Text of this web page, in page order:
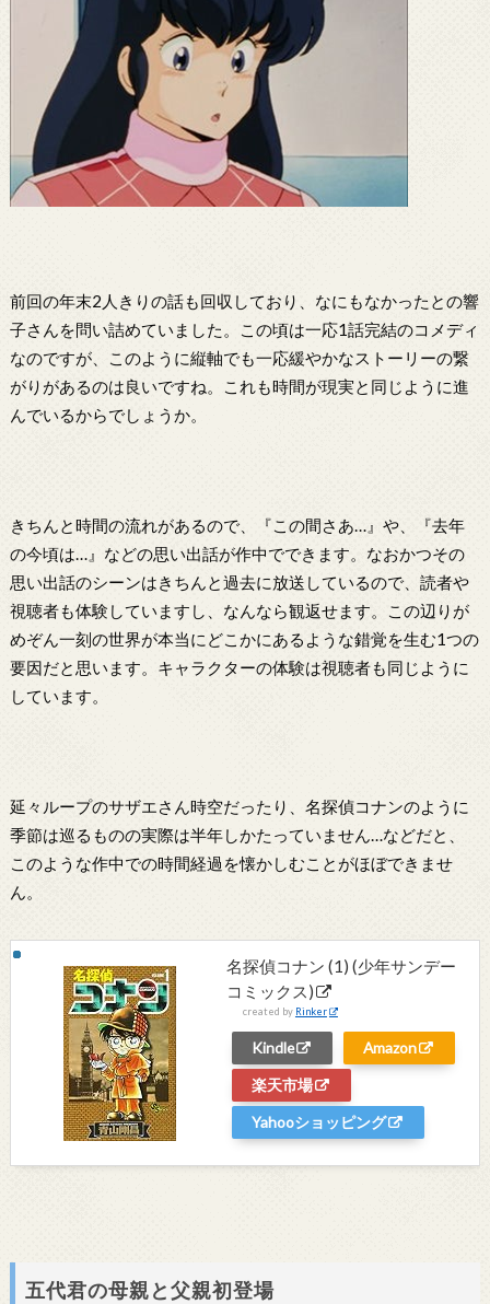
前回の年末2人きりの話も回収しており、なにもなかったとの響
子さんを問い詰めていました。この頃は一応1話完結のコメディ
なのですが、このように縦軸でも一応緩やかなストーリーの繋
がりがあるのは良いですね。これも時間が現実と同じように進
んでいるからでしょうか。
きちんと時間の流れがあるので、『この間さあ…』や、『去年
の今頃は…』などの思い出話が作中でできます。なおかつその
思い出話のシーンはきちんと過去に放送しているので、読者や
視聴者も体験していますし、なんなら観返せます。この辺りが
めぞん一刻の世界が本当にどこかにあるような錯覚を生む1つの
要因だと思います。キャラクターの体験は視聴者も同じように
しています。
延々ループのサザエさん時空だったり、名探偵コナンのように
季節は巡るものの実際は半年しかたっていません…などだと、
このような作中での時間経過を懐かしむことがほぼできませ
ん。
名探偵コナン (1) (少年サンデー
コミックス)
created by Rinker
Kindle
Amazon
楽天市場
Yahooショッピング
五代君の母親と父親初登場